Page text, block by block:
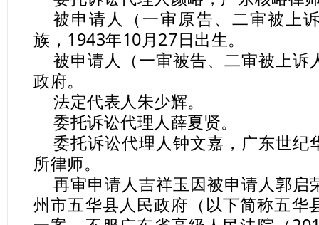
被申请人（一审原告、二审被上
族，1943年10月27日出生。
被申请人（一审被告、二审被上诉
政府。
法定代表人朱少辉。
委托诉讼代理人薛夏贤。
委托诉讼代理人钟文嘉，广东世纪
所律师。
再审申请人吉祥玉因被申请人郭启
州市五华县人民政府（以下简称五华